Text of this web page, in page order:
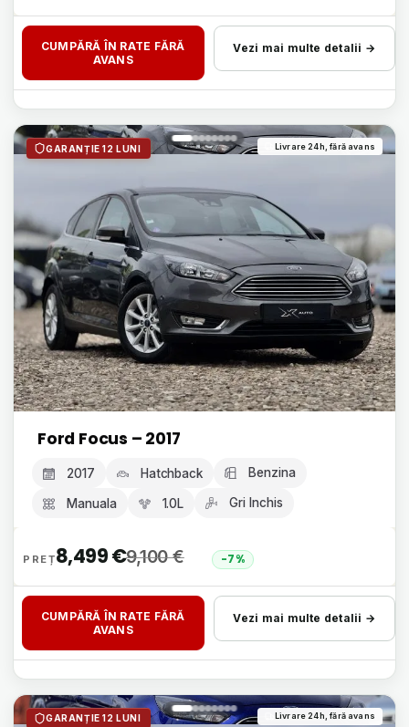
CUMPĂRĂ ÎN RATE FĂRĂ
AVANS
Vezi mai multe detalii →
GARANȚIE 12 LUNI Livrare 24h, fără avans
Ford Focus – 2017
2017 Hatchback Benzina
Manuala 1.0L Gri Inchis
9,100€
8,499€ -7%
CUMPĂRĂ ÎN RATE FĂRĂ
AVANS
Vezi mai multe detalii →
GARANȚIE 12 LUNI Livrare 24h, fără avans